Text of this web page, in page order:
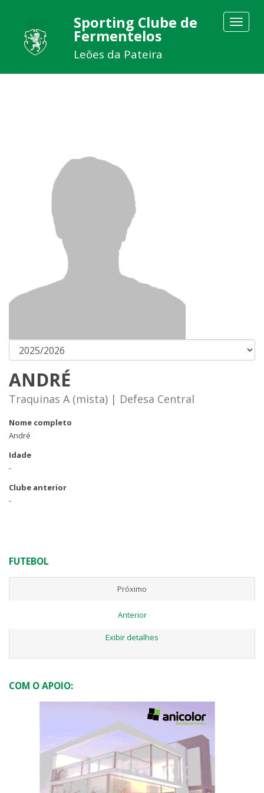
Toggle
Sporting Clube de
Fermentelos
Leões da Pateira
ANDRÉ
Traquinas A (mista) | Defesa Central
Nome completo
André
Idade
-
Clube anterior
-
FUTEBOL
Próximo
Anterior
Exibir detalhes
COM O APOIO: